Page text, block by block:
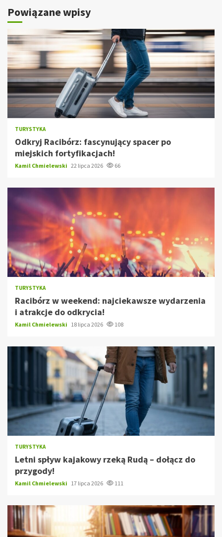
Powiązane wpisy
TURYSTYKA
Odkryj Racibórz: fascynujący spacer po
miejskich fortyfikacjach!
Kamil Chmielewski 22 lipca 2026 66
TURYSTYKA
Racibórz w weekend: najciekawsze wydarzenia
i atrakcje do odkrycia!
Kamil Chmielewski 18 lipca 2026 108
TURYSTYKA
Letni spływ kajakowy rzeką Rudą – dołącz do
przygody!
Kamil Chmielewski 17 lipca 2026 111